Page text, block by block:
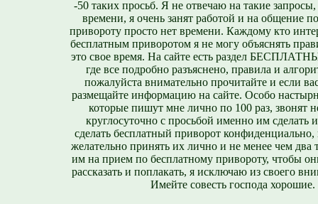
-50 таких просьб. Я не отвечаю на такие
времени, я очень занят работой и на общение
привороту просто нет времени. Каждому кто
бесплатным приворотом я не могу объяснять
это свое время. На сайте есть раздел
где все подробно разъяснено, правила и
пожалуйста внимательно прочитайте и если
размещайте информацию на сайте. Особо
которые пишут мне лично по 100 раз, звонят
круглосуточно с просьбой именно им сделать
сделать бесплатный приворот конфиденциально,
желательно принять их лично и не менее чем два
им на прием по бесплатному привороту, чтобы
рассказать и поплакать, я исключаю из своего
Имейте совесть господа хорошие.